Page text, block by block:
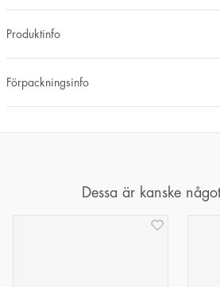
Produktinfo
Förpackningsinfo
Dessa är kanske